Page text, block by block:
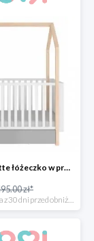
Bellamy Pinette łóżeczko w promocyjnej cenie
zł*